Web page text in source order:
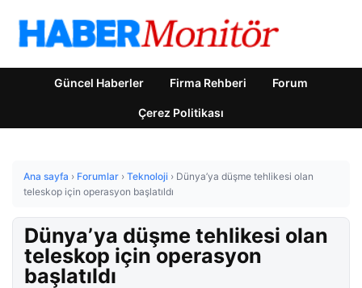
Güncel Haberler Firma Rehberi Forum
Çerez Politikası
Ana sayfa › Forumlar › Teknoloji › Dünya’ya düşme tehlikesi olan
teleskop için operasyon başlatıldı
Dünya’ya düşme tehlikesi olan
teleskop için operasyon
başlatıldı